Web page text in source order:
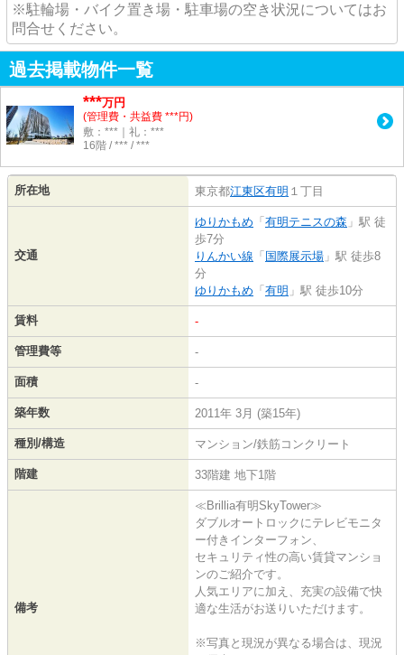
※駐輪場・バイク置き場・駐車場の空き状況についてはお
問合せください。
過去掲載物件一覧
***万円
(管理費・共益費 ***円)
敷：***｜礼：***
16階 / *** / ***
所在地 東京都江東区有明 １丁目
交通
ゆりかもめ 「 有明テニスの森 」駅 徒
歩7分
りんかい線 「 国際展示場 」駅 徒歩8
分
ゆりかもめ 「 有明 」駅 徒歩10分
賃料 -
管理費等 -
面積 -
築年数 2011年 3月 (築15年)
種別/構造 マンション/鉄筋コンクリート
階建 33階建 地下1階
備考
≪Brillia有明SkyTower≫
ダブルオートロックにテレビモニタ
ー付きインターフォン、
セキュリティ性の高い賃貸マンショ
ンのご紹介です。
人気エリアに加え、充実の設備で快
適な生活がお送りいただけます。
※写真と現況が異なる場合は、現況